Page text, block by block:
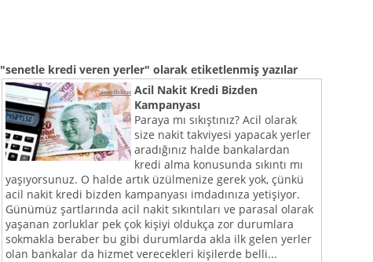
"senetle kredi veren yerler" olarak etiketlenmiş yazılar
Acil Nakit Kredi Bizden
Kampanyası
Paraya mı sıkıştınız? Acil olarak
size nakit takviyesi yapacak yerler
aradığınız halde bankalardan
kredi alma konusunda sıkıntı mı
yaşıyorsunuz. O halde artık üzülmenize gerek yok, çünkü
acil nakit kredi bizden kampanyası imdadınıza yetişiyor.
Günümüz şartlarında acil nakit sıkıntıları ve parasal olarak
yaşanan zorluklar pek çok kişiyi oldukça zor durumlara
sokmakla beraber bu gibi durumlarda akla ilk gelen yerler
olan bankalar da hizmet verecekleri kişilerde belli...